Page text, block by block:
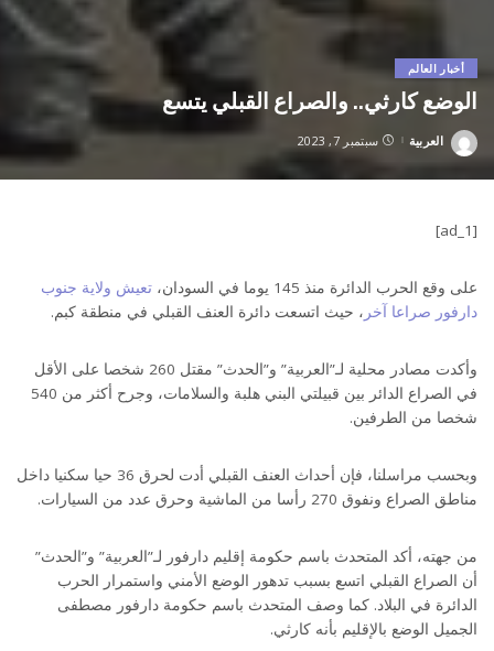
أخبار العالم
الوضع كارثي.. والصراع القبلي يتسع
Posted
العربية سبتمبر 7, 2023
[ad_1]
على وقع الحرب الدائرة منذ 145 يوما في السودان،
تعيش ولاية جنوب
دارفور صراعا آخر ، حيث اتسعت دائرة العنف القبلي في منطقة كبم.
وأكدت مصادر محلية لـ”العربية” و”الحدث” مقتل 260 شخصا على الأقل
في الصراع الدائر بين قبيلتي البني هلبة والسلامات، وجرح أكثر من 540
شخصا من الطرفين.
وبحسب مراسلنا، فإن أحداث العنف القبلي أدت لحرق 36 حيا سكنيا داخل
مناطق الصراع ونفوق 270 رأسا من الماشية وحرق عدد من السيارات.
من جهته، أكد المتحدث باسم حكومة إقليم دارفور لـ”العربية” و”الحدث”
أن الصراع القبلي اتسع بسبب تدهور الوضع الأمني واستمرار الحرب
الدائرة في البلاد. كما وصف المتحدث باسم حكومة دارفور مصطفى
الجميل الوضع بالإقليم بأنه كارثي.